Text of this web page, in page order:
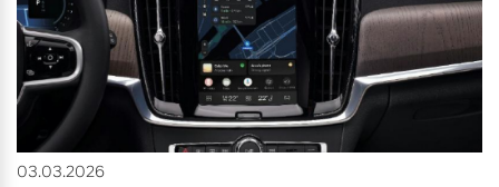
03.03.2026